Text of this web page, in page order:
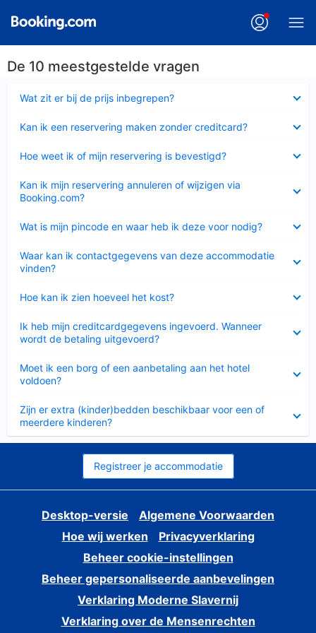
De 10 meestgestelde vragen
Wat zit er bij de prijs inbegrepen?
Kan ik een reservering maken zonder creditcard?
Hoe weet ik of mijn reservering is bevestigd?
Kan ik mijn reservering annuleren of wijzigen via
Booking.com?
Wat is mijn pincode en waar heb ik deze voor nodig?
Waar kan ik contactgegevens van deze accommodatie
vinden?
Hoe kan ik zien hoeveel het kost?
Ik heb mijn creditcardgegevens ingevoerd. Wanneer
wordt de betaling uitgevoerd?
Moet ik een borg of een aanbetaling aan het hotel
voldoen?
Zijn er extra (kinder)bedden beschikbaar voor een of
meerdere kinderen?
Registreer je accommodatie
Desktop-versie
Algemene Voorwaarden
Hoe wij werken
Privacyverklaring
Beheer cookie-instellingen
Beheer gepersonaliseerde aanbevelingen
Verklaring Moderne Slavernij
Verklaring over de Mensenrechten